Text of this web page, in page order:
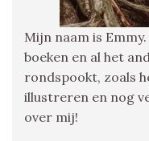
Mijn naam is
boeken en al het
rondspookt, zoals
illustreren en nog
over mij!